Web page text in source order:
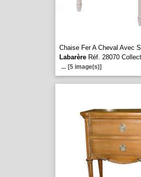
Chaise Fer A Cheval Avec
LabarèreRéf. 28070
... [5 image(s)]